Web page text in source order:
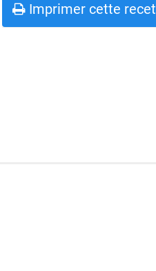
Imprimer cette